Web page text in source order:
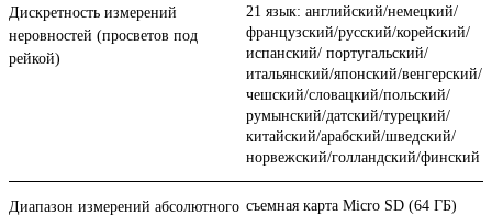
Дискретность измерений
неровностей (просветов под
рейкой)
21 язык: английский/немецкий/
французский/русский/корейский/
испанский/ португальский/
итальянский/японский/венгерский/
чешский/словацкий/польский/
румынский/датский/турецкий/
китайский/арабский/шведский/
норвежский/голландский/финский
Диапазон измерений абсолютного съемная карта Micro SD (64 ГБ)